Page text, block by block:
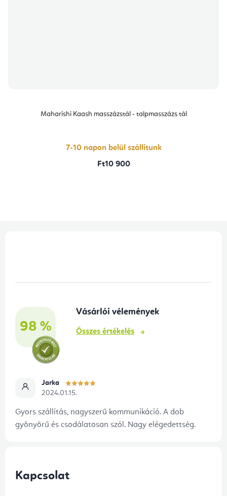
Maharishi Kaash masszázstál - talpmasszázs tál
7-10 napon belül szállítunk
Ft10 900
98 %
Vásárlói vélemények
Összes értékelés
Jarka
2024.01.15.
Gyors szállítás, nagyszerű kommunikáció. A dob
gyönyörű és csodálatosan szól. Nagy elégedettség.
Kapcsolat